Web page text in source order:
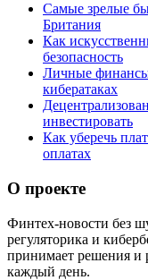
Самые зрелые
Британия
Как
безопасность
Личные финансы
кибератаках
инвестировать
Как уберечь
оплатах
О проекте
Финтех-новости без
регуляторика и
принимает решения и
каждый день.